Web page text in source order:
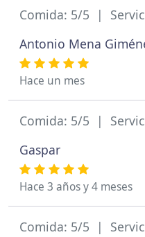
Comida: 5/5 |
Antonio Mena
Hace un mes
Comida: 5/5 |
Gaspar
Hace 3 años y 4 meses
Comida: 5/5 |